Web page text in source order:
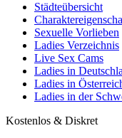
Städteübersicht
Sexuelle Vorlieben
Ladies Verzeichnis
Live Sex Cams
Ladies in
Ladies in
Ladies in der
Kostenlos & Diskret